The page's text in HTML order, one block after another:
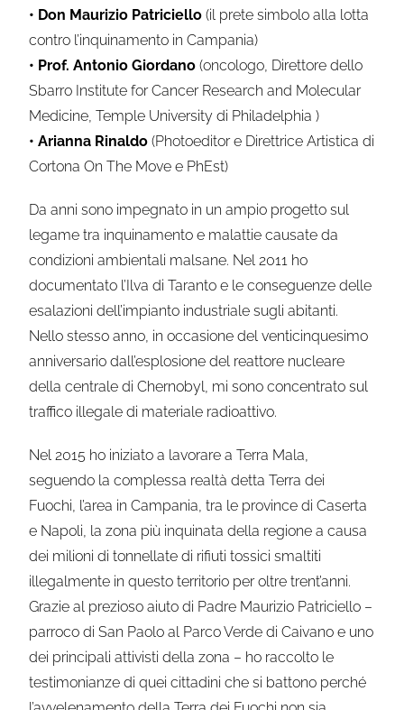
• Don Maurizio Patriciello (il prete simbolo alla lotta
contro l’inquinamento in Campania)
• Prof. Antonio Giordano (oncologo, Direttore dello
Sbarro Institute for Cancer Research and Molecular
Medicine, Temple University di Philadelphia )
• Arianna Rinaldo (Photoeditor e Direttrice Artistica di
Cortona On The Move e PhEst)
Da anni sono impegnato in un ampio progetto sul
legame tra inquinamento e malattie causate da
condizioni ambientali malsane. Nel 2011 ho
documentato l’Ilva di Taranto e le conseguenze delle
esalazioni dell’impianto industriale sugli abitanti.
Nello stesso anno, in occasione del venticinquesimo
anniversario dall’esplosione del reattore nucleare
della centrale di Chernobyl, mi sono concentrato sul
traffico illegale di materiale radioattivo.
Nel 2015 ho iniziato a lavorare a Terra Mala,
seguendo la complessa realtà detta Terra dei
Fuochi, l’area in Campania, tra le province di Caserta
e Napoli, la zona più inquinata della regione a causa
dei milioni di tonnellate di rifiuti tossici smaltiti
illegalmente in questo territorio per oltre trent’anni.
Grazie al prezioso aiuto di Padre Maurizio Patriciello –
parroco di San Paolo al Parco Verde di Caivano e uno
dei principali attivisti della zona – ho raccolto le
testimonianze di quei cittadini che si battono perché